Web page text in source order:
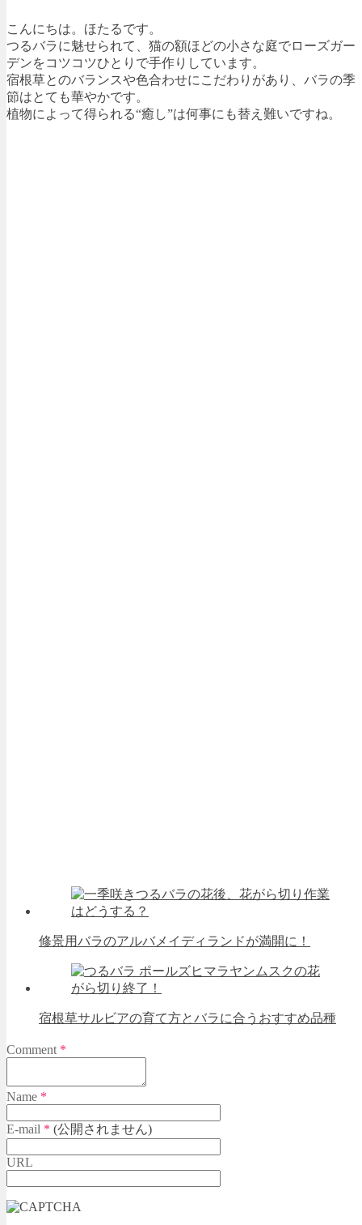
こんにちは。ほたるです。
つるバラに魅せられて、猫の額ほどの小さな庭でローズガー
デンをコツコツひとりで手作りしています。
宿根草とのバランスや色合わせにこだわりがあり、バラの季
節はとても華やかです。
植物によって得られる“癒し”は何事にも替え難いですね。
修景用バラのアルバメイディランドが満開に！
宿根草サルビアの育て方とバラに合うおすすめ品種
Comment *
Name *
E-mail * (公開されません)
URL